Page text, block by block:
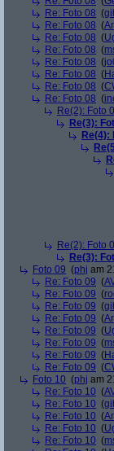
Re: Foto 08 (
Re: Foto 08 (
Re: Foto 08 (
Re: Foto 08 (
Re: Foto 08 (
Re: Foto 08 (
Re: Foto 08 (
Re: Foto 08 (
Re(2): Foto
Re(3):
Re(4):
Re(2): Foto
Re(3):
Foto 09 (phj am
Re: Foto 09 (
Re: Foto 09 (
Re: Foto 09 (
Re: Foto 09 (
Re: Foto 09 (
Re: Foto 09 (
Re: Foto 09 (
Re: Foto 09 (
Foto 10 (phj am
Re: Foto 10 (
Re: Foto 10 (
Re: Foto 10 (
Re: Foto 10 (
Re: Foto 10 (